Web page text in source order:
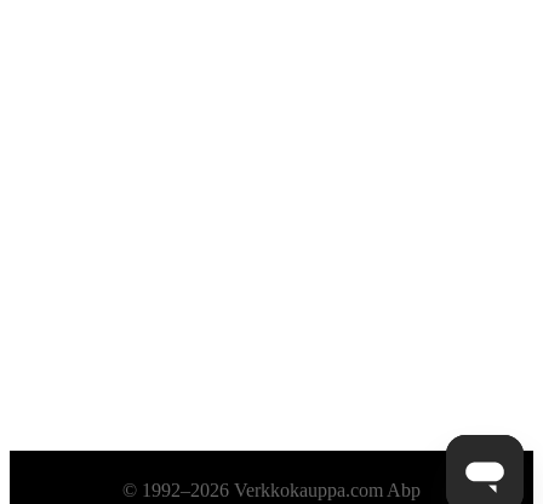
Alatunniste© 1992–2026 Verkkokauppa.com Abp